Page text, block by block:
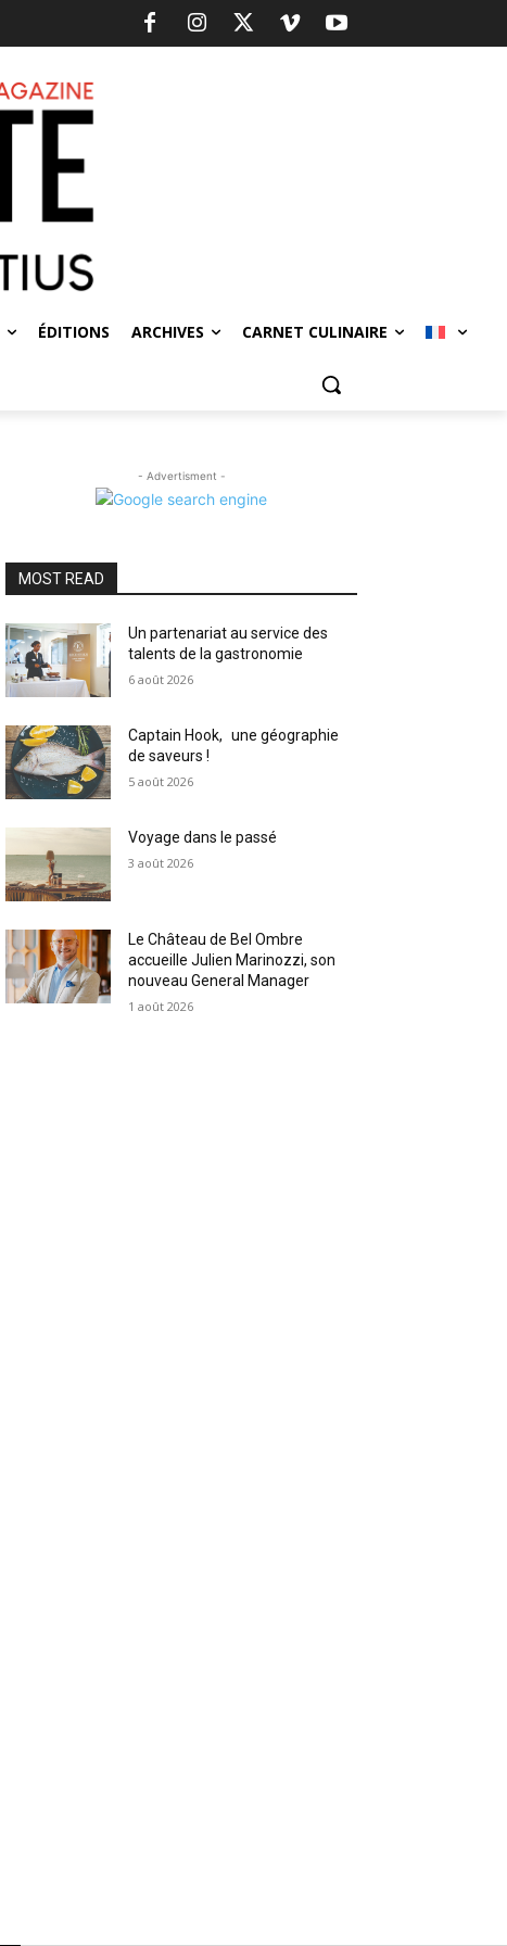
ÉDITIONS ARCHIVES CARNET CULINAIRE
- Advertisment -
MOST READ
Un partenariat au service des
talents de la gastronomie
6 août 2026
Captain Hook, une géographie
de saveurs !
5 août 2026
Voyage dans le passé
3 août 2026
Le Château de Bel Ombre
accueille Julien Marinozzi, son
nouveau General Manager
1 août 2026